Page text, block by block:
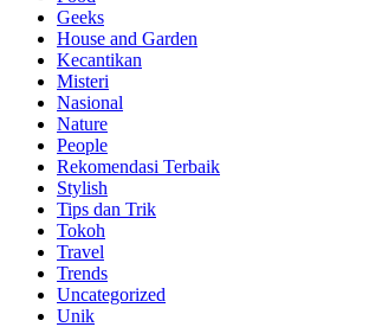
Geeks
House and Garden
Kecantikan
Misteri
Nasional
Nature
People
Rekomendasi Terbaik
Stylish
Tips dan Trik
Tokoh
Travel
Trends
Uncategorized
Unik